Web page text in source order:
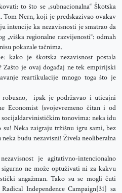
to što se „subnacionalna“ Škotska
Tom Nern, koji je predskazivao ovakav
intencije ka nezavisnosti je smatrao da
„viška regionalne razvijenosti“: odmah
pokazale tačnima.
kako je škotska nezavisnost postala
Zašto je ovaj događaj ne tek empirijski
reartikulacije mnogo toga što je
robusno, ipak je podržavao i uticajni
Economist (svojevremeno čitan i od
socijaldarvinističkim tonovima: neka idu
Neka zaigraju tržišnu igru sami, bez
budu nezavisni! Živela neoliberalna
je agitativno-intencionalno
ne može optuživati ni za kakvu
angažman. Tako su se mogli čuti
Independence Campaign[31] sa